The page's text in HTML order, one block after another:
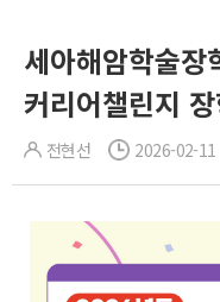
세아해암학술
커리어챌린지
전현선 2026-02-11